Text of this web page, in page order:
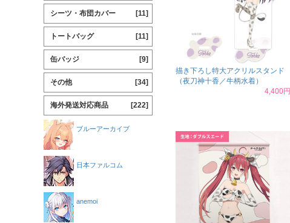
描き下ろし特大アクリルスタンド
（夜刀神十香／牛柄水着）
4,400円
シーツ・布団カバー [11]
トートバッグ [11]
缶バッジ [9]
その他 [34]
海外発送対応商品 [222]
ブルーアーカイブ
日本ファルコム
anemoi